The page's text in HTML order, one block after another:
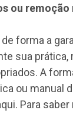
ou remoção
forma a
sua
A
ou manual
Para saber